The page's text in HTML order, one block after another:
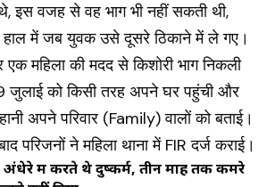
इस वजह से वह भाग भी नहीं सकती थी,
में जब युवक उसे दूसरे ठिकाने में ले गए।
एक महिला की मदद से किशोरी भाग निकली
जुलाई को किसी तरह अपने घर पहुंची और
अपने परिवार (Family) वालों को बताई।
परिजनों ने महिला थाना में FIR दर्ज कराई।
अंधेरे में करते थे दुष्कर्म, तीन माह तक कमरे